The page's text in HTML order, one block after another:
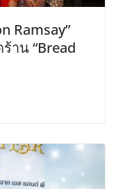
Ramsay”
าน “Bread